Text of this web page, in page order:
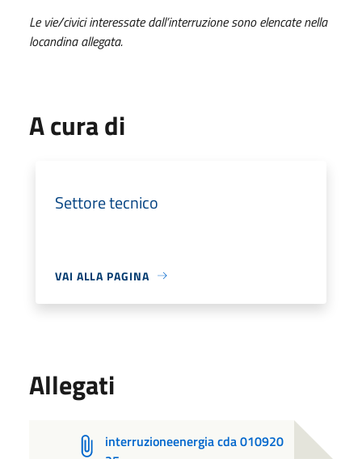
Le vie/civici interessate dall’interruzione sono elencate nella
locandina allegata.
A cura di
Settore tecnico
VAI ALLA PAGINA
Allegati
interruzioneenergia cda 010920